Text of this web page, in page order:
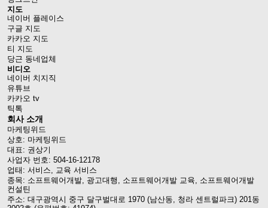
지도
네이버 플레이스
구글 지도
카카오 지도
티 지도
당근 동네업체
비디오
네이버 치지직
유튜브
카카오 tv
틱톡
회사 소개
마케팅위드
상호: 마케팅위드
대표: 권상기
사업자 번호: 504-16-12178
업태: 서비스, 교육 서비스
종목: 소프트웨어개발, 광고대행, 소프트웨어개발 교육, 소프트웨어개발
컨설틴
주소: 대구광역시 중구 달구벌대로 1970 (남산동, 청라 센트럴파크) 201동